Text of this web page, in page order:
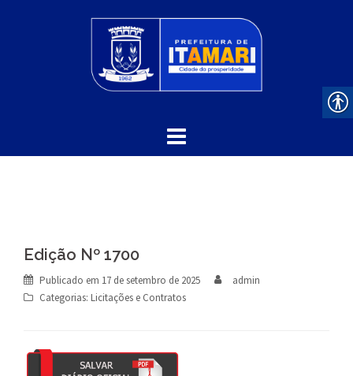
Edição Nº 1700
Publicado em 17 de setembro de 2025
admin
Categorias: Licitações e Contratos